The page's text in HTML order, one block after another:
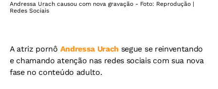
Andressa Urach causou com nova gravação - Foto: Reprodução |
Redes Sociais
A atriz pornô Andressa Urach segue se reinventando
e chamando atenção nas redes sociais com sua nova
fase no conteúdo adulto.